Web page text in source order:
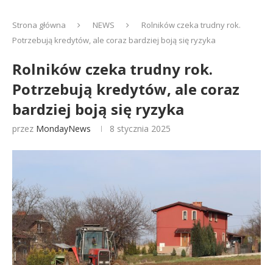
Strona główna NEWS
Rolników czeka trudny rok.
Potrzebują kredytów, ale coraz bardziej boją się ryzyka
Rolników czeka trudny rok.
Potrzebują kredytów, ale coraz
bardziej boją się ryzyka
przez MondayNews 8 stycznia 2025